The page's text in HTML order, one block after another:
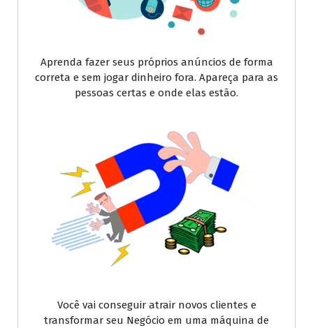
Aprenda fazer seus próprios anúncios de forma
correta e sem jogar dinheiro fora. Apareça para as
pessoas certas e onde elas estão.
Você vai conseguir atrair novos clientes e
transformar seu Negócio em uma máquina de